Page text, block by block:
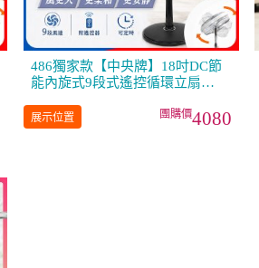
486獨家款【中央牌】18吋DC節
能內旋式9段式遙控循環立扇
展示位置 4080
辦公生活/茶水